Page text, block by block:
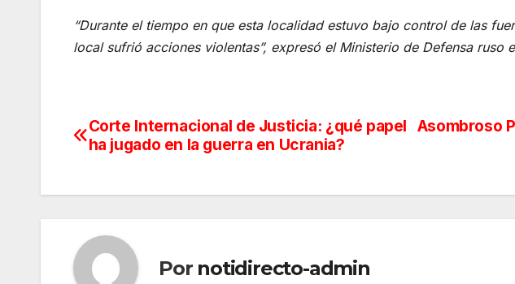
“Durante el tiempo en que esta localidad estuvo bajo control de las
local sufrió acciones violentas”, expresó el Ministerio de Defensa ruso
Navegación
entradas
Asombroso
Corte Internacional de Justicia: ¿qué papel
ha jugado en la guerra en Ucrania?
Por notidirecto-admin